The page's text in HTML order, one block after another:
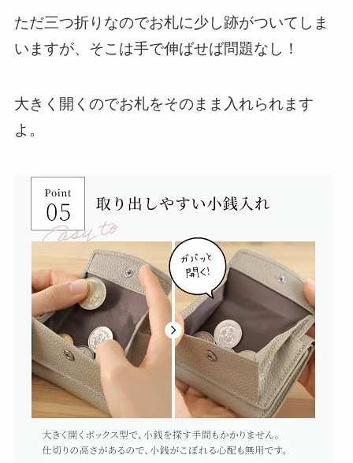
ただ三つ折りなのでお札に少し跡がついてしま
いますが、そこは手で伸ばせば問題なし！
大きく開くのでお札をそのまま入れられます
よ。